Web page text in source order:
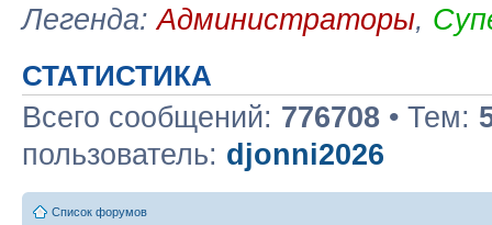
Легенда:Администраторы,
СТАТИСТИКА
Всего сообщений: 776708 • Тем:
пользователь: djonni2026
Список форумов